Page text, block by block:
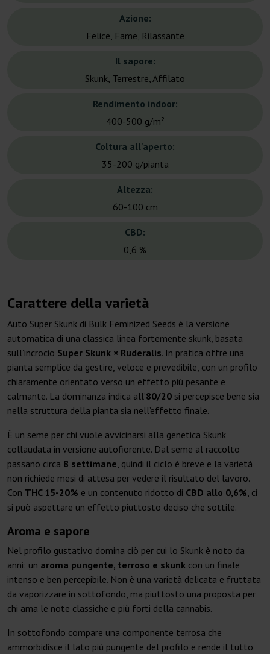
Azione:
Felice, Fame, Rilassante
Il sapore:
Skunk, Terrestre, Affilato
Rendimento indoor:
400-500 g/m²
Coltura all'aperto:
35-200 g/pianta
Altezza:
60-100 cm
CBD:
0,6 %
Carattere della varietà
Auto Super Skunk di Bulk Feminized Seeds è la versione
automatica di una classica linea fortemente skunk, basata
sull’incrocio Super Skunk × Ruderalis. In pratica offre una
pianta semplice da gestire, veloce e prevedibile, con un profilo
chiaramente orientato verso un effetto più pesante e
calmante. La dominanza indica all’80/20 si percepisce bene sia
nella struttura della pianta sia nell’effetto finale.
È un seme per chi vuole avvicinarsi alla genetica Skunk
collaudata in versione autofiorente. Dal seme al raccolto
passano circa 8 settimane, quindi il ciclo è breve e la varietà
non richiede mesi di attesa per vedere il risultato del lavoro.
Con THC 15-20% e un contenuto ridotto di CBD allo 0,6%, ci
si può aspettare un effetto piuttosto deciso che sottile.
Aroma e sapore
Nel profilo gustativo domina ciò per cui lo Skunk è noto da
anni: un aroma pungente, terroso e skunk con un finale
intenso e ben percepibile. Non è una varietà delicata e fruttata
da vaporizzare in sottofondo, ma piuttosto una proposta per
chi ama le note classiche e più forti della cannabis.
In sottofondo compare una componente terrosa che
ammorbidisce il lato più pungente del profilo e rende il tutto